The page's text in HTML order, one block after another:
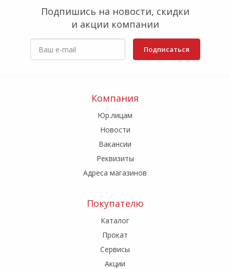
Подпишись на новости, скидки
и акции компании
Подписаться
Компания
Юр.лицам
Новости
Вакансии
Реквизиты
Адреса магазинов
Покупателю
Каталог
Прокат
Сервисы
Акции